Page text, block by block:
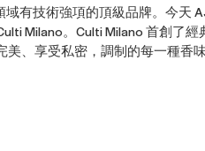
有技術強項的頂級品牌。今天
Milano。Culti Milano 首創了
、享受私密，調制的每一種香